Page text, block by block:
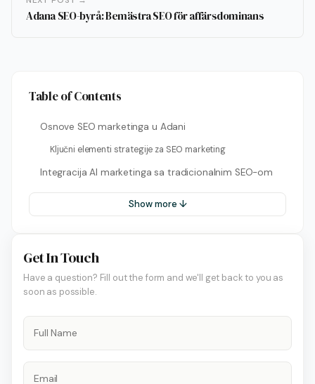
Adana SEO-byrå: Bemästra SEO för affärsdominans
Table of Contents
Osnove SEO marketinga u Adani
Ključni elementi strategije za SEO marketing
Integracija AI marketinga sa tradicionalnim SEO-om
Show more ↓
Get In Touch
Have a question? Fill out the form and we'll get back to you as
soon as possible.